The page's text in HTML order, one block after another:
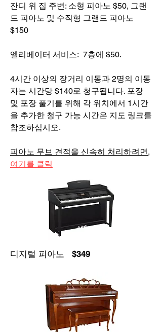
잔디 위 집 주변: 소형 피아노 $50, 그랜
드 피아노 및 수직형 그랜드 피아노
$150
엘리베이터 서비스: 7층에 $50.
4시간 이상의 장거리 이동과 2명의 이동
자는 시간당 $140로 청구됩니다. 포장
및 포장 풀기를 위해 각 위치에서 1시간
을 추가한 청구 가능 시간은 지도 링크를
참조하십시오.
피아노 무브 견적을 신속히 처리하려면,
여기를 클릭
디지털 피아노 $349